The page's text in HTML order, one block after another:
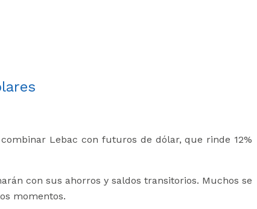
Lebac con futuros de dólar, que rinde 12%
con sus ahorros y saldos transitorios. Muchos se
momentos.